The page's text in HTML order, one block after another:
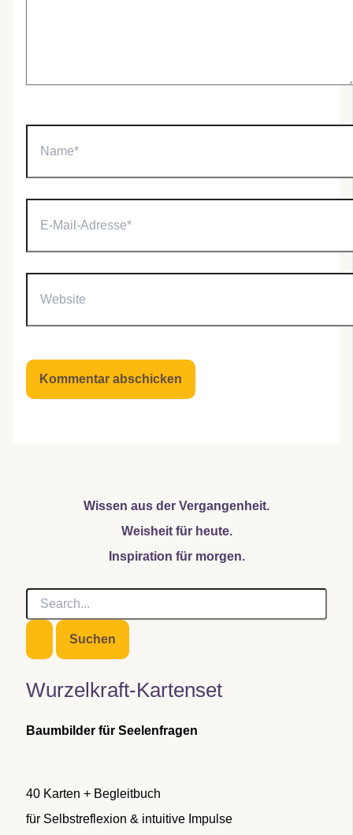
Mail-
Wissen aus der Vergangenheit.
Weisheit für heute.
Inspiration für morgen.
S
c
e
n
h
Wurzelkraft-Kartenset
Baumbilder für Seelenfragen
40 Karten + Begleitbuch
für Selbstreflexion & intuitive Impulse